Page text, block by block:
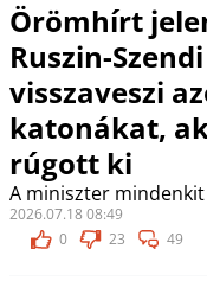
Örömhírt
Ruszin-
visszaveszi
katonákat,
rúgott ki
A miniszter
2026.07.18 08:49
0
23 49